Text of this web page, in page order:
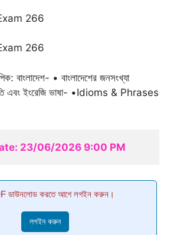
266
266
• বাংলাদেশের জনসংখ্যা
এবং ইংরেজি ভাষা- •Idioms & Phrases
23/06/2026 9:00 PM
ডাউনলোড করতে আগে লগইন করুন।
লগইন করুন